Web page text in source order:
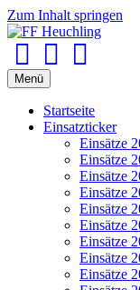
Zum Inhalt springen
Menü
Startseite
Einsatzticker
Einsätze
Einsätze
Einsätze
Einsätze
Einsätze
Einsätze
Einsätze
Einsätze
Einsätze